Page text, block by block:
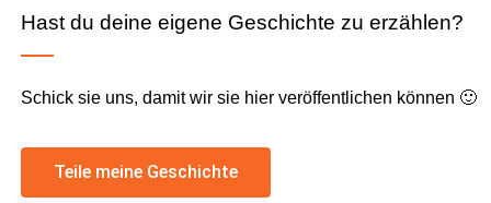
Hast du deine eigene Geschichte zu erzählen?
Schick sie uns, damit wir sie hier veröffentlichen können 🙂
Teile meine Geschichte